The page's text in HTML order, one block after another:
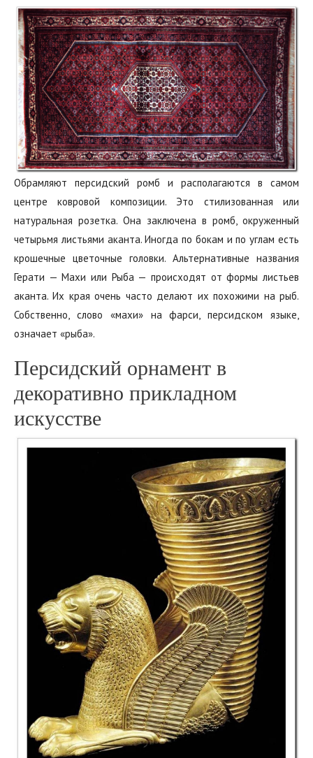
Обрамляют персидский ромб‭ ‬и располагаются в самом
центре ковровой композиции.‭ ‬Это стилизованная или
натуральная розетка. Она заключена в ромб, окруженный
четырьмя листьями аканта. Иногда по бокам и по углам есть
крошечные цветочные головки. Альтернативные названия
Герати — Махи или Рыба — происходят от формы листьев
аканта. Их края очень часто делают их похожими на рыб.
Собственно, слово «махи» на фарси, персидском языке,
означает «рыба».
Персидский орнамент в
декоративно прикладном
искусстве